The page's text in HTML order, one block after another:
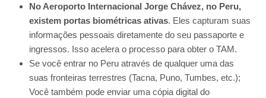
No Aeroporto Internacional Jorge Chávez, no Peru,
existem portas biométricas ativas. Eles capturam suas
informações pessoais diretamente do seu passaporte e
ingressos. Isso acelera o processo para obter o TAM.
Se você entrar no Peru através de qualquer uma das
suas fronteiras terrestres (Tacna, Puno, Tumbes, etc.);
Você também pode enviar uma cópia digital do